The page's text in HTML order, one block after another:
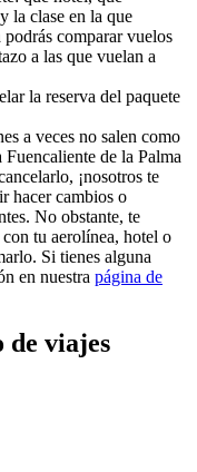
la clase en la que
comparar vuelos
a las que vuelan a
la reserva del paquete
a veces no salen como
Fuencaliente de la Palma
¡nosotros te
hacer cambios o
No obstante, te
tu aerolínea, hotel o
Si tienes alguna
en nuestra página de
de viajes